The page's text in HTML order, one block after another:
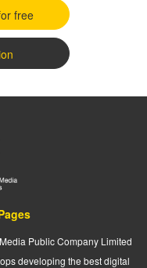
free
Public Company Limited
developing the best digital